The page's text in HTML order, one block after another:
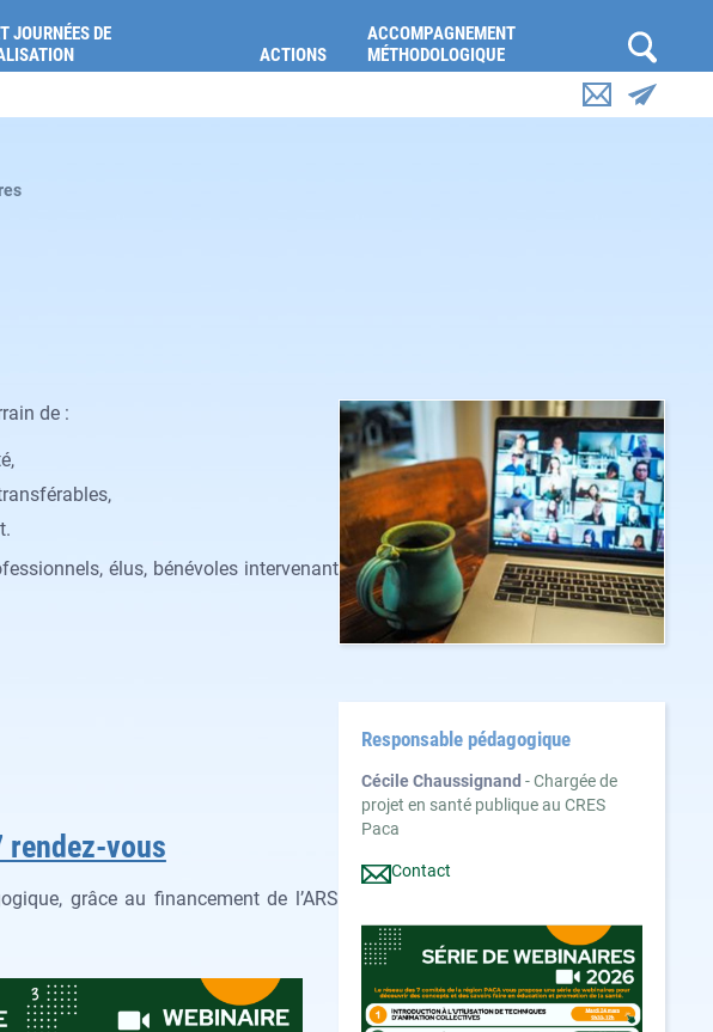
JOURNÉES DE
ACTIONS
ACCOMPAGNEMENT
MÉTHODOLOGIQUE
de :
élus, bénévoles intervenant
rendez-vous
grâce au financement de l’ARS
Responsable pédagogique
Cécile Chaussignand - Chargée de
projet en santé publique au CRES
Paca
Contact